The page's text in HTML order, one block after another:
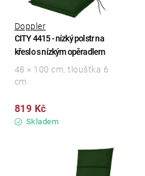
CITY 4415 - nízký polstr na
křeslo s nízkým opěradlem
Doppler
Skladem
819 Kč
48 × 100 cm, tloušťka 6
cm